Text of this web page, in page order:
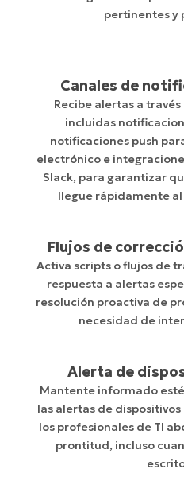
pertinentes y
Canales de
Recibe alertas a
incluidas
notificaciones push
electrónico e
Slack, para garantizar
llegue rápidamente
Flujos de
Activa scripts o flujos de
respuesta a alertas
resolución proactiva de
necesidad de
Alerta de
Mantente informado
las alertas de
los profesionales de TI
prontitud, incluso